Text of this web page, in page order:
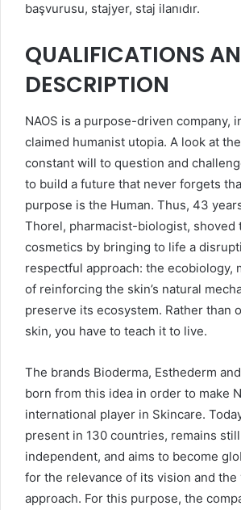
başvurusu, stajyer, staj ilanıdır.
QUALIFICATIONS
DESCRIPTION
NAOS is a purpose-driven company,
claimed humanist utopia. A look at
constant will to question and
to build a future that never forgets
purpose is the Human. Thus, 43
Thorel, pharmacist-biologist, shoved
cosmetics by bringing to life a
respectful approach: the ecobiology,
of reinforcing the skin’s natural
preserve its ecosystem. Rather than
skin, you have to teach it to live.
The brands Bioderma, Esthederm
born from this idea in order to make
international player in Skincare.
present in 130 countries, remains
independent, and aims to become
for the relevance of its vision and the
approach. For this purpose, the